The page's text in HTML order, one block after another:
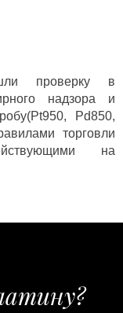
проверку в
надзора и
Pd850,
торговли
на